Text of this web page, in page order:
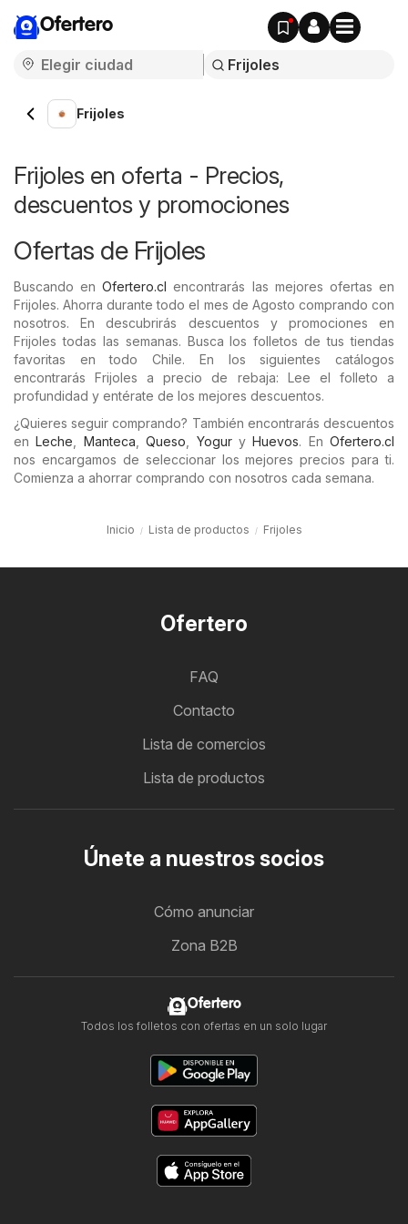
Ofertero
Frijoles
Frijoles en oferta - Precios,
descuentos y promociones
Ofertas de Frijoles
Buscando enOfertero.cl encontrarás las mejores ofertas en
Frijoles. Ahorra durante todo el mes de Agosto comprando con
nosotros. En descubrirás descuentos y promociones en
Frijoles todas las semanas. Busca los folletos de tus tiendas
favoritas en todo Chile. En los siguientes catálogos
encontrarás Frijoles a precio de rebaja: Lee el folleto a
profundidad y entérate de los mejores descuentos.
¿Quieres seguir comprando? También encontrarás descuentos
enLeche Manteca ,Queso YoguryHuevos. En Ofertero.cl
nos encargamos de seleccionar los mejores precios para ti.
Comienza a ahorrar comprando con nosotros cada semana.
Inicio Lista de productos Frijoles
Ofertero
FAQ
Contacto
Lista de comercios
Lista de productos
Únete a nuestros socios
Cómo anunciar
Zona B2B
Ofertero
Todos los folletos con ofertas en un solo lugar